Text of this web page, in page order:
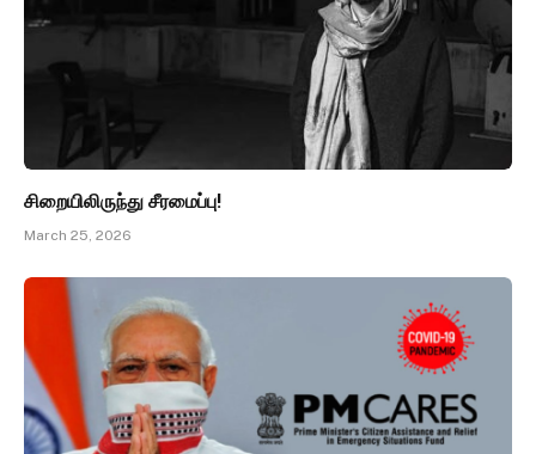
சிறையிலிருந்து சீரமைப்பு!
March 25, 2026